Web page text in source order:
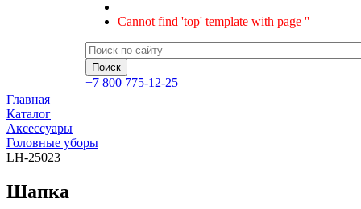
Cannot find 'top' template with page ''
+7 800 775-12-25
Главная
Каталог
Аксессуары
Головные уборы
LH-25023
Шапка